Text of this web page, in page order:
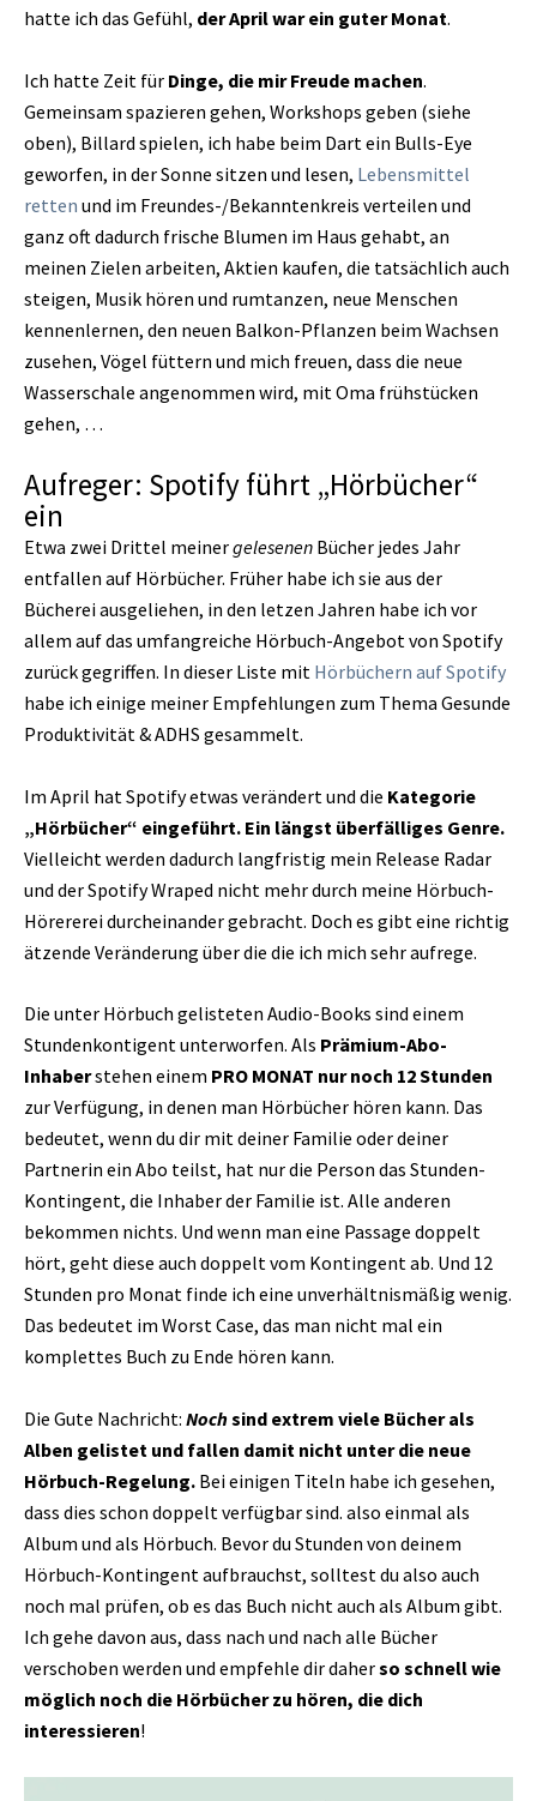
hatte ich das Gefühl, der April war ein guter Monat.
Ich hatte Zeit für Dinge, die mir Freude machen.
Gemeinsam spazieren gehen, Workshops geben (siehe
oben), Billard spielen, ich habe beim Dart ein Bulls-Eye
geworfen, in der Sonne sitzen und lesen, Lebensmittel
retten und im Freundes-/Bekanntenkreis verteilen und
ganz oft dadurch frische Blumen im Haus gehabt, an
meinen Zielen arbeiten, Aktien kaufen, die tatsächlich auch
steigen, Musik hören und rumtanzen, neue Menschen
kennenlernen, den neuen Balkon-Pflanzen beim Wachsen
zusehen, Vögel füttern und mich freuen, dass die neue
Wasserschale angenommen wird, mit Oma frühstücken
gehen, …
Aufreger: Spotify führt „Hörbücher“
ein
Etwa zwei Drittel meinergelesenen Bücher jedes Jahr
entfallen auf Hörbücher. Früher habe ich sie aus der
Bücherei ausgeliehen, in den letzen Jahren habe ich vor
allem auf das umfangreiche Hörbuch-Angebot von Spotify
zurück gegriffen. In dieser Liste mit Hörbüchern auf Spotify
habe ich einige meiner Empfehlungen zum Thema Gesunde
Produktivität & ADHS gesammelt.
Im April hat Spotify etwas verändert und die Kategorie
„Hörbücher“ eingeführt. Ein längst überfälliges Genre.
Vielleicht werden dadurch langfristig mein Release Radar
und der Spotify Wraped nicht mehr durch meine Hörbuch-
Hörererei durcheinander gebracht. Doch es gibt eine richtig
ätzende Veränderung über die die ich mich sehr aufrege.
Die unter Hörbuch gelisteten Audio-Books sind einem
Stundenkontigent unterworfen. Als Prämium-Abo-
Inhaberstehen einem PRO MONAT nur noch 12 Stunden
zur Verfügung, in denen man Hörbücher hören kann. Das
bedeutet, wenn du dir mit deiner Familie oder deiner
Partnerin ein Abo teilst, hat nur die Person das Stunden-
Kontingent, die Inhaber der Familie ist. Alle anderen
bekommen nichts. Und wenn man eine Passage doppelt
hört, geht diese auch doppelt vom Kontingent ab. Und 12
Stunden pro Monat finde ich eine unverhältnismäßig wenig.
Das bedeutet im Worst Case, das man nicht mal ein
komplettes Buch zu Ende hören kann.
Die Gute Nachricht: Nochsind extrem viele Bücher als
Alben gelistet und fallen damit nicht unter die neue
Hörbuch-Regelung. Bei einigen Titeln habe ich gesehen,
dass dies schon doppelt verfügbar sind. also einmal als
Album und als Hörbuch. Bevor du Stunden von deinem
Hörbuch-Kontingent aufbrauchst, solltest du also auch
noch mal prüfen, ob es das Buch nicht auch als Album gibt.
Ich gehe davon aus, dass nach und nach alle Bücher
verschoben werden und empfehle dir daherso schnell wie
möglich noch die Hörbücher zu hören, die dich
interessieren!